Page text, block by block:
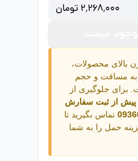
۲٬۲۶۸٬۰۰۰ تومان
بالای محصولات،
به مسافت و حجم
جلوگیری از
پیش از ثبت سفارش
تماس بگیرید تا
حمل را به شما